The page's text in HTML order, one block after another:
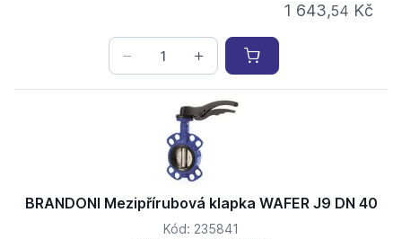
1 643,54 Kč
BRANDONI Mezipřírubová klapka WAFER J9 DN 40
Kód: 235841